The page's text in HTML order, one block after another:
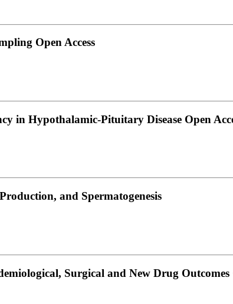
Open Access
in Hypothalamic-Pituitary Disease Open
and Spermatogenesis
Surgical and New Drug Outcomes